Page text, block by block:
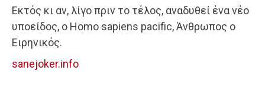
Εκτός κι αν, λίγο πριν το τέλος, αναδυθεί ένα νέο
υποείδος, ο Homo sapiens pacific, Άνθρωπος ο
Ειρηνικός.
sanejoker.info